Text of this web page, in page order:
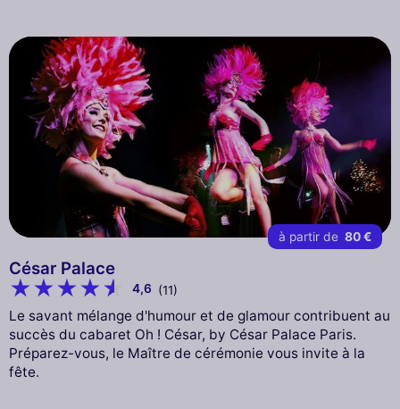
à partir de 80 €
César Palace
4,6 (11)
Le savant mélange d'humour et de glamour contribuent au
succès du cabaret Oh ! César, by César Palace Paris.
Préparez-vous, le Maître de cérémonie vous invite à la
fête.